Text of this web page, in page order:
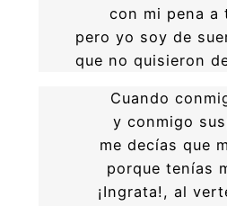
con mi pena a
pero yo soy de
que no quisieron
Cuando
y conmigo
me decías que
porque tenías
¡Ingrata!, al